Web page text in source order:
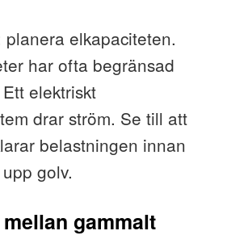
elkapaciteten.
har ofta begränsad
elektriskt
drar ström. Se till att
belastningen innan
golv.
gammalt